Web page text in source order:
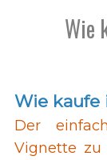
Wie
Wie kaufe
Der
Vignette